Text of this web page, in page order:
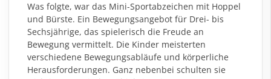
Was folgte, war das Mini-Sportabzeichen mit Hoppel
und Bürste. Ein Bewegungsangebot für Drei- bis
Sechsjährige, das spielerisch die Freude an
Bewegung vermittelt. Die Kinder meisterten
verschiedene Bewegungsabläufe und körperliche
Herausforderungen. Ganz nebenbei schulten sie